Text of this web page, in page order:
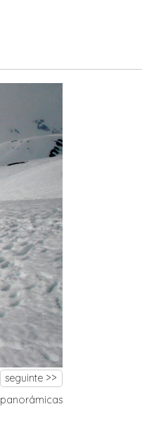
seguinte >>
panorámicas